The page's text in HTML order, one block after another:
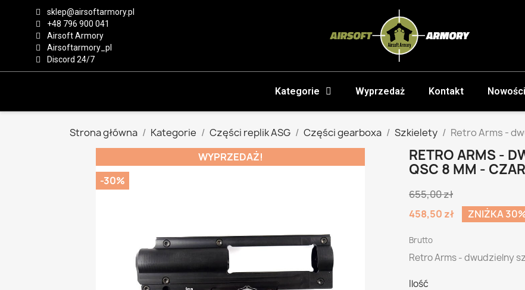
sklep@airsoftarmory.pl
+48 796 900 041
Airsoft Armory
Airsoftarmory_pl
Discord 24/7
Kategorie Wyprzedaż Kontakt Nowości
Strona główna Kategorie Części replik ASG Części gearboxa Szkielety
Retro Arms -
WYPRZEDAŻ!
-30%
RETRO ARMS -
QSC 8 MM -
655,00 zł
458,50 zł
ZNIŻKA
Brutto
Retro Arms - dwudzielny
Ilość